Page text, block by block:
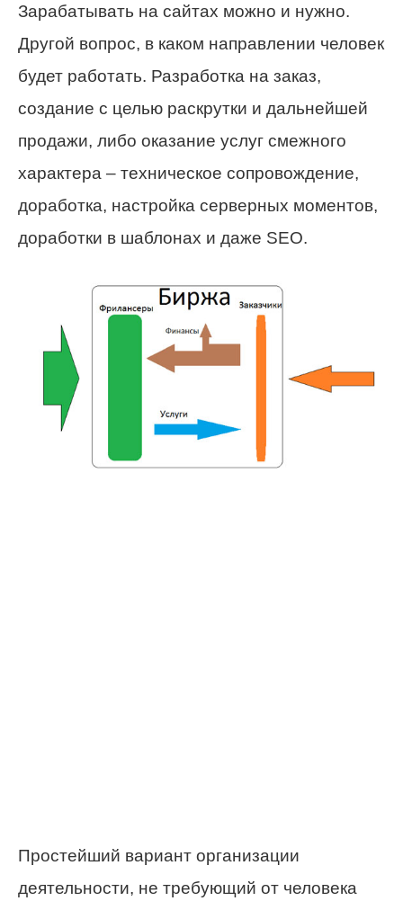
Зарабатывать на сайтах можно и нужно.
Другой вопрос, в каком направлении человек
будет работать. Разработка на заказ,
создание с целью раскрутки и дальнейшей
продажи, либо оказание услуг смежного
характера – техническое сопровождение,
доработка, настройка серверных моментов,
доработки в шаблонах и даже SEO.
Простейший вариант организации
деятельности, не требующий от человека